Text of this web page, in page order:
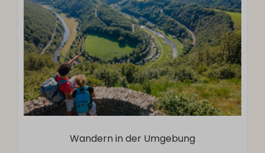
Wandern in der Umgebung